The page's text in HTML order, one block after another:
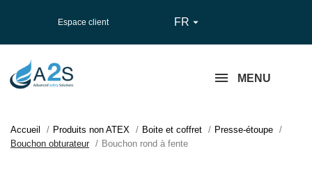
Espace client FR 
MENU
Accueil Produits non ATEX Boite et coffret
Presse-étoupe
Bouchon obturateur
Bouchon rond à fente